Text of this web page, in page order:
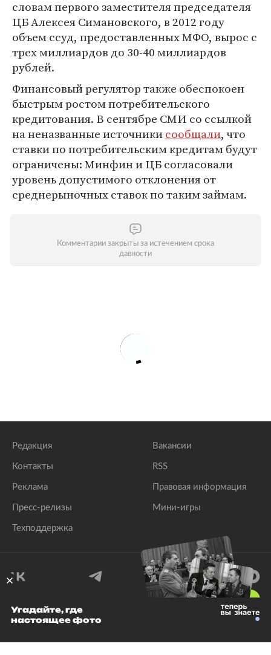
словам первого заместителя председателя
ЦБ Алексея Симановского, в 2012 году
объем ссуд, предоставленных МФО, вырос с
трех миллиардов до 30-40 миллиардов
рублей.
Финансовый регулятор также обеспокоен
быстрым ростом потребительского
кредитования. В сентябре СМИ со ссылкой
на неназванные источникисообщали, что
ставки по потребительским кредитам будут
ограничены: Минфин и ЦБ согласовали
уровень допустимого отклонения от
среднерыночных ставок по таким займам.
Комментарии закрыты за истечением срока
давности
Редакция
Контакты
Реклама
Пресс-релизы
Техподдержка
Вакансии
RSS
Правовая информация
Мини-игры
© 1999–2026 Все права защищены.
Угадайте, где
настоящее фото